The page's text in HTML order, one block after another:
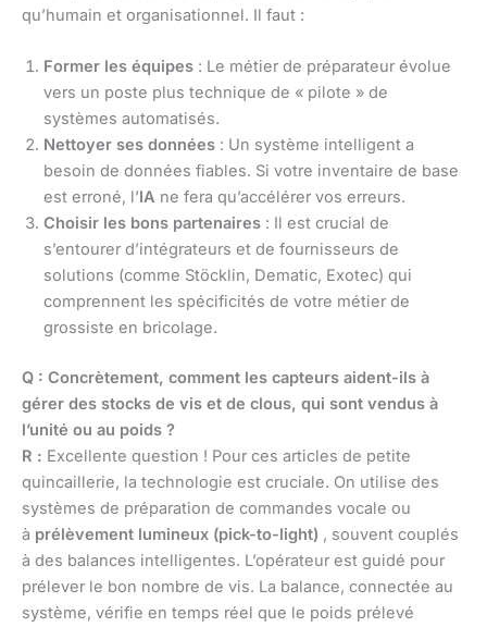
qu’humain et organisationnel. Il faut :
Former les équipes : Le métier de préparateur évolue
vers un poste plus technique de « pilote » de
systèmes automatisés.
Nettoyer ses données : Un système intelligent a
besoin de données fiables. Si votre inventaire de base
est erroné, l’IA ne fera qu’accélérer vos erreurs.
Choisir les bons partenaires : Il est crucial de
s’entourer d’intégrateurs et de fournisseurs de
solutions (comme Stöcklin, Dematic, Exotec) qui
comprennent les spécificités de votre métier de
grossiste en bricolage.
Q : Concrètement, comment les capteurs aident-ils à
gérer des stocks de vis et de clous, qui sont vendus à
l’unité ou au poids ?
R : Excellente question ! Pour ces articles de petite
quincaillerie, la technologie est cruciale. On utilise des
systèmes de préparation de commandes vocale ou
à prélèvement lumineux (pick-to-light) , souvent couplés
à des balances intelligentes. L’opérateur est guidé pour
prélever le bon nombre de vis. La balance, connectée au
système, vérifie en temps réel que le poids prélevé